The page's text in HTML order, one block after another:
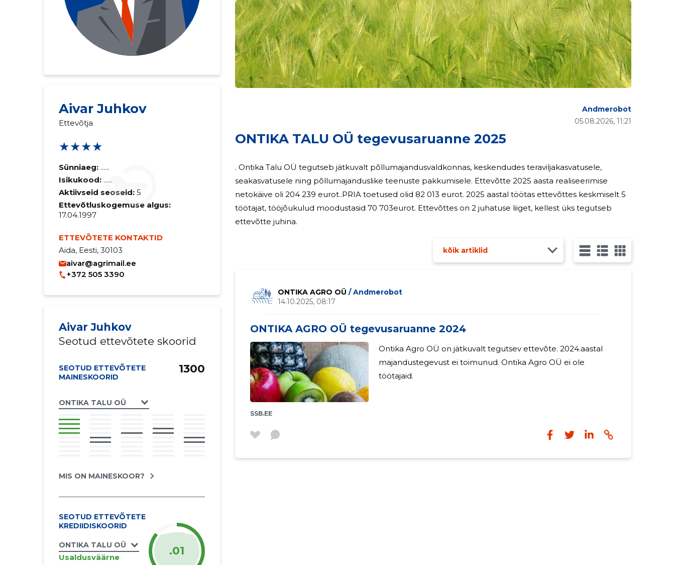
Aivar Juhkov
Ettevõtja
★★★★
Sünniaeg: ......
Isikukood: ......
Aktiivseid seoseid: 5
Ettevõtluskogemuse algus:
17.04.1997
ETTEVÕTETE KONTAKTID
Aida, Eesti, 30103
aivar@agrimail.ee
+372 505 3390
Aivar Juhkov
Seotud ettevõtete skoorid
SEOTUD ETTEVÕTETE
MAINESKOORID
ONTIKA TALU OÜ
1300
MIS ON MAINESKOOR?
SEOTUD ETTEVÕTETE
KREDIIDISKOORID
ONTIKA TALU OÜ
Usaldusväärne .01
ONTIKA TALU OÜ tegevusaruanne 2025
05.08.2026, 11:21
Andmerobot
. Ontika Talu OÜ tegutseb jätkuvalt põllumajandusvaldkonnas, keskendudes teraviljakasvatusele,
seakasvatusele ning põllumajanduslike teenuste pakkumisele. Ettevõtte 2025 aasta realiseerimise
netokäive oli 204 239 eurot..PRIA toetused olid 82 013 eurot. 2025 aastal töötas ettevõttes keskmiselt 5
töötajat, tööjõukulud moodustasid 70 703eurot. Ettevõttes on 2 juhatuse liiget, kellest üks tegutseb
ettevõtte juhina.
kõik artiklid
ONTIKA AGRO OÜ / Andmerobot
14.10.2025, 08:17
ONTIKA AGRO OÜ tegevusaruanne 2024
SSB.EE
Ontika Agro OÜ on jätkuvalt tegutsev ettevõte. 2024.aastal
majandustegevust ei toimunud. Ontika Agro OÜ ei ole
töötajaid.